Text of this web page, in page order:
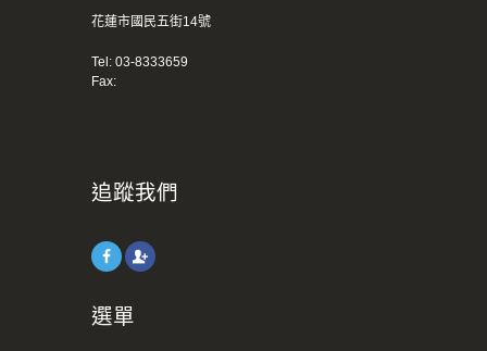
花蓮市國民五街14號
Tel: 03-8333659
Fax:
追蹤我們
選單